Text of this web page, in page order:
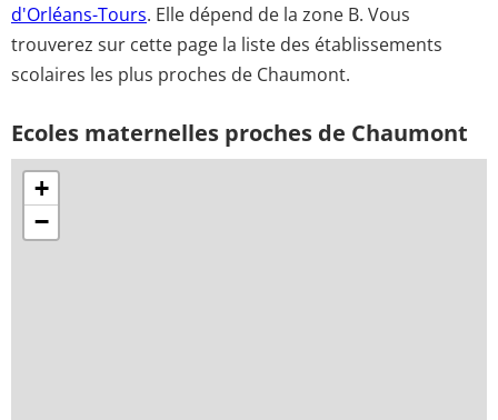
d'Orléans-Tours. Elle dépend de la zone B. Vous
trouverez sur cette page la liste des établissements
scolaires les plus proches de Chaumont.
Ecoles maternelles proches de Chaumont
+
−